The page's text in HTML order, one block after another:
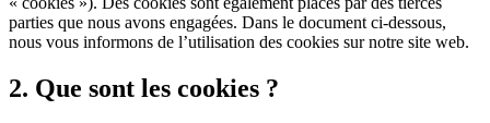
parties que nous avons engagées. Dans le document ci-dessous,
nous vous informons de l’utilisation des cookies sur notre site web.
2. Que sont les cookies ?